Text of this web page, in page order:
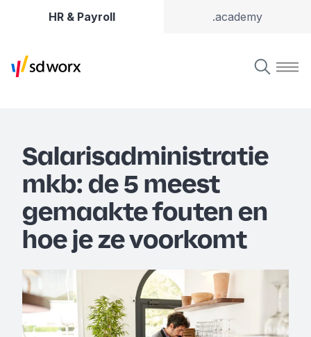
HR & Payroll .academy
Salarisadministratie
mkb: de 5 meest
gemaakte fouten en
hoe je ze voorkomt